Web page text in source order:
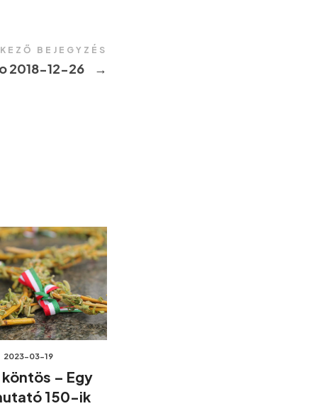
BEJEGYZÉS
2018-12-26 →
2023-03-19
– Egy
150-ik